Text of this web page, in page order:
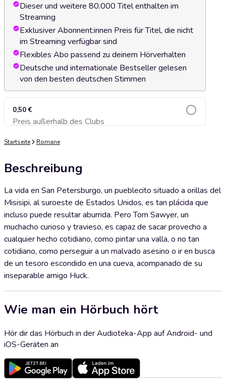
Dieser und weitere 80.000 Titel enthalten im
Streaming
Exklusiver Abonnent:innen Preis für Titel, die nicht
im Streaming verfügbar sind
Flexibles Abo passend zu deinem Hörverhalten
Deutsche und internationale Bestseller gelesen
von den besten deutschen Stimmen
0,50 €
Preis außerhalb des ClubsZum Warenkorb hinzufügen
Startseite Romane
Beschreibung
La vida en San Petersburgo, un pueblecito situado a orillas del
Misisipi, al suroeste de Estados Unidos, es tan plácida que
incluso puede resultar aburrida. Pero Tom Sawyer, un
muchacho curioso y travieso, es capaz de sacar provecho a
cualquier hecho cotidiano, como pintar una valla, o no tan
cotidiano, como perseguir a un malvado asesino o ir en busca
de un tesoro escondido en una cueva, acompanado de su
inseparable amigo Huck.
Wie man ein Hörbuch hört
Hör dir das Hörbuch in der Audioteka-App auf Android- und
iOS-Geräten an